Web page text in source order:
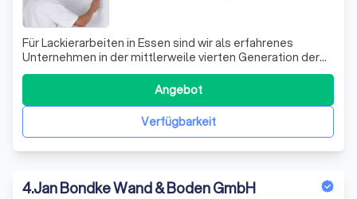
Für Lackierarbeiten in Essen sind wir als erfahrenes
Unternehmen in der mittlerweile vierten Generation der
richtige Ansprechpartner für Sie. Der Malerbetrieb Ralf
Rohn arbeitet mit Lacken, die immer umweltfreundlicher
werden. Zu diesen neuen Qualitäten gehören allerdings
neue ApplikationsverfahrenVerfügbarkeit
Angebot
4.Jan Bondke Wand & Boden GmbH